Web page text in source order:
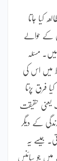
کیا جاتا
کے حوالے
مسئلہ
میں اس کی
فرق پڑتا
حقیقت
کے دیگر
جیسے یہ
جو سائنس